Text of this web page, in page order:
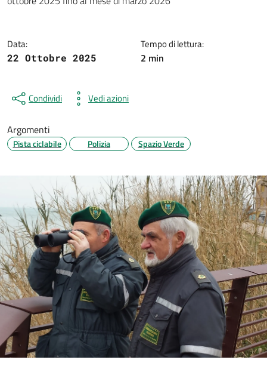
Data:
22 Ottobre 2025
Tempo di lettura:
2 min
Condividi Vedi azioni
Argomenti
Pista ciclabile Polizia Spazio Verde